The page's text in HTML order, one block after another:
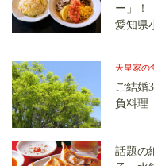
ー」！
愛知県
天皇家の
ご結婚
負料理
話題の